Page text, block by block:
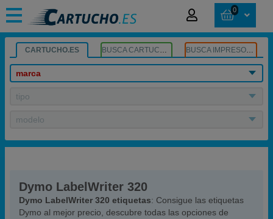
0
CARTUCHO.ES BUSCA CARTUCHOS BUSCA IMPRESORA
marca
tipo
modelo
Dymo LabelWriter 320
Dymo LabelWriter 320 etiquetas: Consigue las etiquetas
Dymo al mejor precio, descubre todas las opciones de